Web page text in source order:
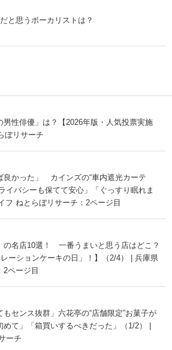
と思うボーカリストは？
男性俳優」は？【2026年版・人気投票実施
ぼリサーチ
良かった」 カインズの“車内遮光カーテ
イバシーも保てて安心」「ぐっすり眠れま
フ ねとらぼリサーチ：2ページ目
の名店10選！ 一番うまいと思う店はどこ？
レーションケーキの日」！】（2/4） | 兵庫県
2ページ目
もセンス抜群」六花亭の“店舗限定”お菓子が
て」「箱買いするべきだった」（1/2） |
ーチ